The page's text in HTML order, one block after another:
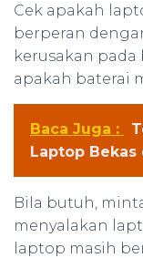
Cek apakah
berperan
kerusakan
apakah baterai
Baca Juga :
Laptop
Bila butuh,
menyalakan
laptop masih